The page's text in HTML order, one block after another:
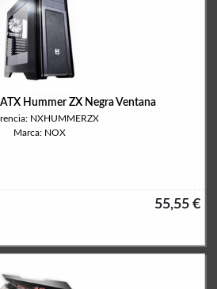
Hummer ZX Negra Ventana
NXHUMMERZX
Marca: NOX
55,55 €